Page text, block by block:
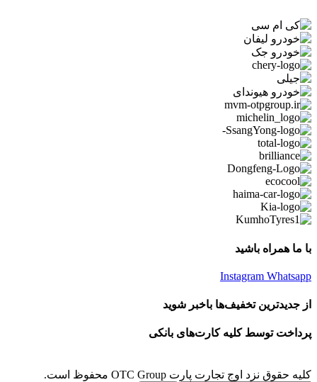
با ما همراه باشید
Instagram Whatsapp
از جدیدترین تخفیف‌ها باخبر شوید
پرداخت توسط کلیه کارت‌های بانکی
کلیه حقوق نزد اوج تجارت پارت OTC Group محفوظ است.